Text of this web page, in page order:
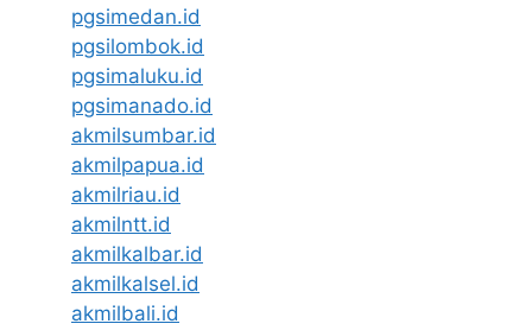
pgsimedan.id
pgsilombok.id
pgsimaluku.id
pgsimanado.id
akmilsumbar.id
akmilpapua.id
akmilriau.id
akmilntt.id
akmilkalbar.id
akmilkalsel.id
akmilbali.id